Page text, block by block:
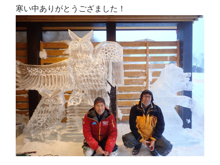
寒い中ありがとうござました！